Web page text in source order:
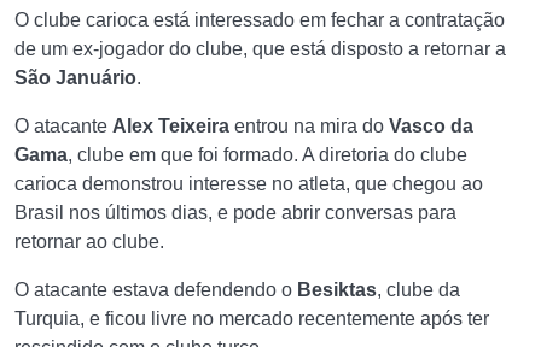
O clube carioca está interessado em fechar a contratação
de um ex-jogador do clube, que está disposto a retornar a
São Januário.
O atacante Alex Teixeira entrou na mira do Vasco da
Gama, clube em que foi formado. A diretoria do clube
carioca demonstrou interesse no atleta, que chegou ao
Brasil nos últimos dias, e pode abrir conversas para
retornar ao clube.
O atacante estava defendendo o Besiktas, clube da
Turquia, e ficou livre no mercado recentemente após ter